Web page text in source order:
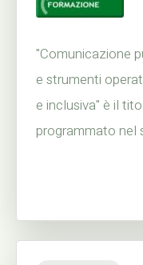
"Comunicazione
e strumenti
e inclusiva" è il
programmato nel